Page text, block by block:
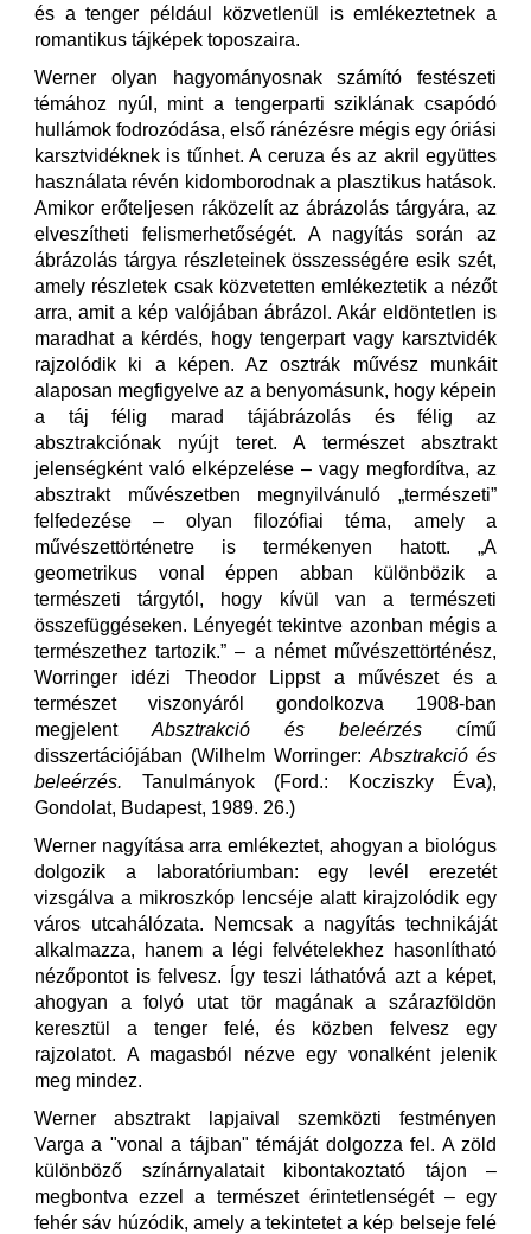
és a tenger például közvetlenül is emlékeztetnek a
romantikus tájképek toposzaira.
Werner olyan hagyományosnak számító festészeti
témához nyúl, mint a tengerparti sziklának csapódó
hullámok fodrozódása, első ránézésre mégis egy óriási
karsztvidéknek is tűnhet. A ceruza és az akril együttes
használata révén kidomborodnak a plasztikus hatások.
Amikor erőteljesen ráközelít az ábrázolás tárgyára, az
elveszítheti felismerhetőségét. A nagyítás során az
ábrázolás tárgya részleteinek összességére esik szét,
amely részletek csak közvetetten emlékeztetik a nézőt
arra, amit a kép valójában ábrázol. Akár eldöntetlen is
maradhat a kérdés, hogy tengerpart vagy karsztvidék
rajzolódik ki a képen. Az osztrák művész munkáit
alaposan megfigyelve az a benyomásunk, hogy képein
a táj félig marad tájábrázolás és félig az
absztrakciónak nyújt teret. A természet absztrakt
jelenségként való elképzelése – vagy megfordítva, az
absztrakt művészetben megnyilvánuló „természeti”
felfedezése – olyan filozófiai téma, amely a
művészettörténetre is termékenyen hatott. „A
geometrikus vonal éppen abban különbözik a
természeti tárgytól, hogy kívül van a természeti
összefüggéseken. Lényegét tekintve azonban mégis a
természethez tartozik.” – a német művészettörténész,
Worringer idézi Theodor Lippst a művészet és a
természet viszonyáról gondolkozva 1908-ban
megjelent Absztrakció és beleérzés című
disszertációjában (Wilhelm Worringer: Absztrakció és
beleérzés. Tanulmányok (Ford.: Kocziszky Éva),
Gondolat, Budapest, 1989. 26.)
Werner nagyítása arra emlékeztet, ahogyan a biológus
dolgozik a laboratóriumban: egy levél erezetét
vizsgálva a mikroszkóp lencséje alatt kirajzolódik egy
város utcahálózata. Nemcsak a nagyítás technikáját
alkalmazza, hanem a légi felvételekhez hasonlítható
nézőpontot is felvesz. Így teszi láthatóvá azt a képet,
ahogyan a folyó utat tör magának a szárazföldön
keresztül a tenger felé, és közben felvesz egy
rajzolatot. A magasból nézve egy vonalként jelenik
meg mindez.
Werner absztrakt lapjaival szemközti festményen
Varga a "vonal a tájban" témáját dolgozza fel. A zöld
különböző színárnyalatait kibontakoztató tájon –
megbontva ezzel a természet érintetlenségét – egy
fehér sáv húzódik, amely a tekintetet a kép belseje felé